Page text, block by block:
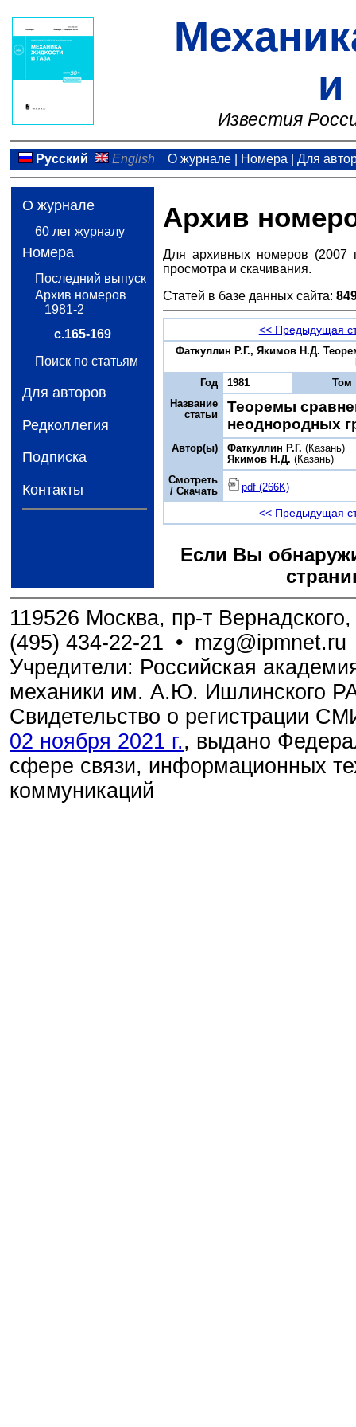
и
Известия
Русский English О журнале| Номера Для
О журнале
60 лет журналу
Номера
Последний выпуск
Архив номеров
1981-2
с.165-169
Поиск по статьям
Для авторов
Редколлегия
Подписка
Контакты
Архив
Для архивных номеров (2007
просмотра и скачивания.
Статей в базе данных сайта:
<< Предыдущая
Фаткуллин Р.Г., Якимов Н.Д.
Год
1981
Том
Название
статьи
Теоремы
неоднородных
Автор(ы) Фаткуллин Р.Г. (Казань)
Якимов Н.Д. (Казань)
Смотреть
/ Скачать
pdf (266K)
<< Предыдущая
Если Вы
119526 Москва, пр-т
(495) 434-22-21 • mzg@ipmnet.ru
Учредители: Российская
механики им. А.Ю. Ишлинского
Свидетельство о регистрации
02 ноября 2021 г., выдано
сфере связи, информационных
коммуникаций